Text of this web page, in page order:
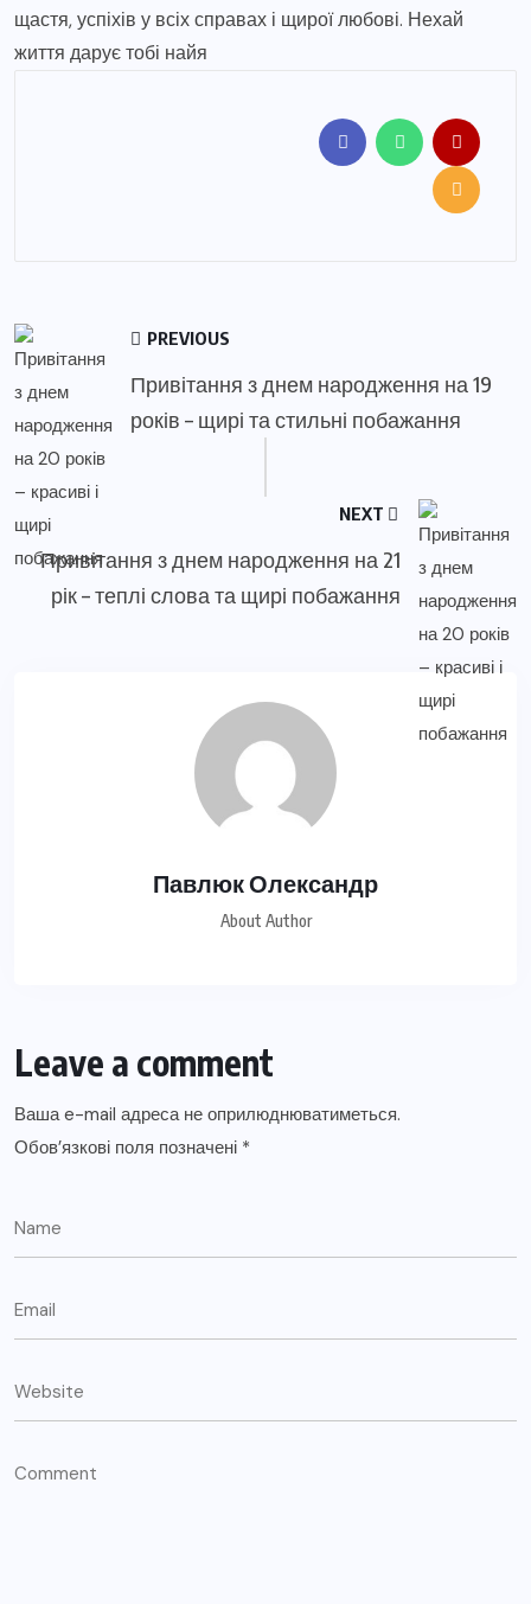
щастя, успіхів у всіх справах і щирої любові. Нехай
життя дарує тобі найя
PREVIOUS
Привітання з днем народження на 19
років – щирі та стильні побажання
NEXT
Привітання з днем народження на 21
рік – теплі слова та щирі побажання
Павлюк Олександр
About Author
Leave a comment
Ваша e-mail адреса не оприлюднюватиметься.
Обов’язкові поля позначені *